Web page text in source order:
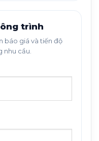
trình
báo giá và tiến độ
nhu cầu.